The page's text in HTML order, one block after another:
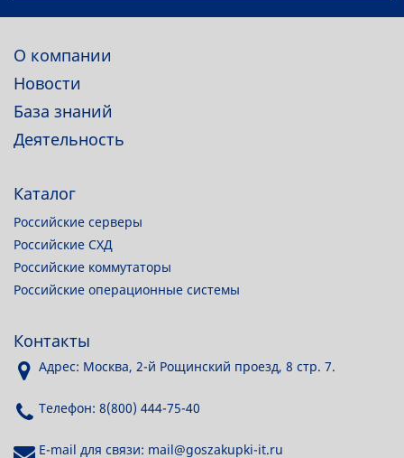
О компании
Новости
База знаний
Деятельность
Каталог
Российские серверы
Российские СХД
Российские коммутаторы
Российские операционные системы
Контакты
Адрес: Москва, 2-й Рощинский проезд, 8 стр. 7.
Телефон: 8(800) 444-75-40
E-mail для связи: mail@goszakupki-it.ru